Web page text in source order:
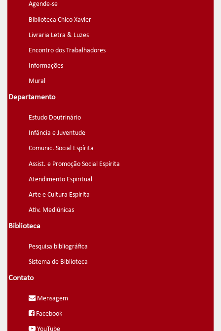
Agende-se
Biblioteca Chico Xavier
Livraria Letra & Luzes
Encontro dos Trabalhadores
Informações
Mural
Departamento
Estudo Doutrinário
Infância e Juventude
Comunic. Social Espírita
Assist. e Promoção Social Espírita
Atendimento Espiritual
Arte e Cultura Espírita
Ativ. Mediúnicas
Biblioteca
Pesquisa bibliográfica
Sistema de Biblioteca
Contato
Mensagem
Facebook
YouTube